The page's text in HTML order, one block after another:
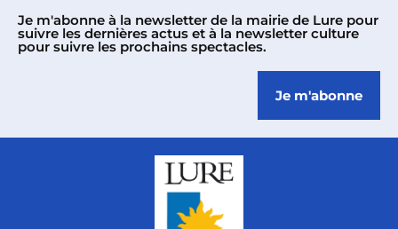
Je m'abonne à la newsletter de la mairie de Lure pour
suivre les dernières actus et à la newsletter culture
pour suivre les prochains spectacles.
Je m'abonne